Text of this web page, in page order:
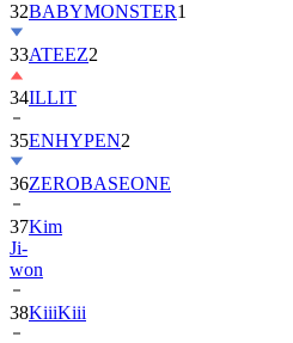
32BABYMONSTER1
33ATEEZ2
34ILLIT
35ENHYPEN2
36ZEROBASEONE
37Kim
Ji-
won
38KiiiKiii